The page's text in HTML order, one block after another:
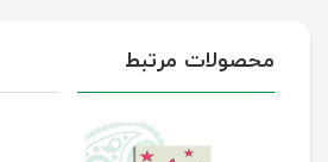
محصولات مرتبط